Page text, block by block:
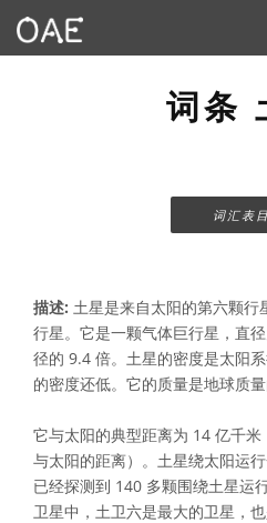
词条
词汇表
描述: 土星是来自太阳的第六颗行
行星。它是一颗气体巨行星，直
径的 9.4 倍。土星的密度是太阳
的密度还低。它的质量是地球质量
它与太阳的典型距离为 14 亿千
与太阳的距离）。土星绕太阳运
已经探测到 140 多颗围绕土星运
卫星中，土卫六是最大的卫星，